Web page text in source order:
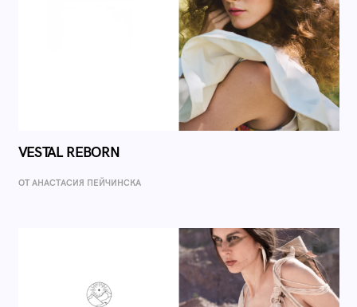
VESTAL REBORN
ОТ AНАСТАСИЯ ПЕЙЧИНСКА